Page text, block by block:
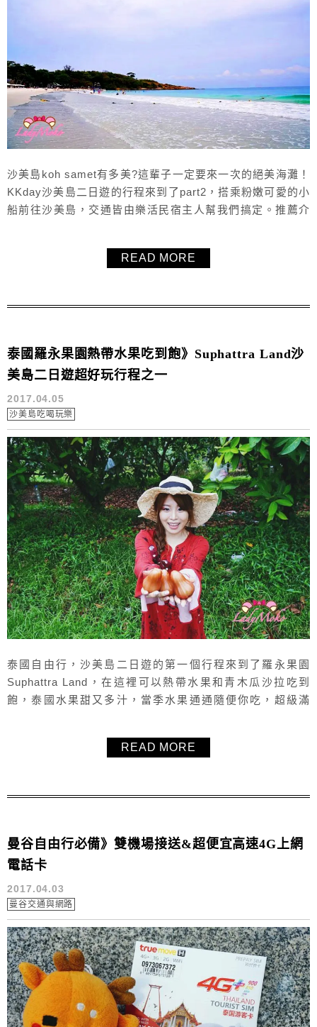
沙美島koh samet有多美?這輩子一定要來一次的絕美海灘！
KKday沙美島二日遊的行程來到了part2，搭乘粉嫩可愛的小
船前往沙美島，交通皆由樂活民宿主人幫我們搞定。推薦介
店正後面就是一望無際的絕美細軟白沙海灘，沈浸在海風的
輕撫，晚上觀賞刺激精彩的火舞秀，完整影音尖叫連連，搭
READ MORE
泰國羅永果園熱帶水果吃到飽》Suphattra Land沙
美島二日遊超好玩行程之一
2017.04.05
沙美島吃喝玩樂
泰國自由行，沙美島二日遊的第一個行程來到了羅永果園
Suphattra Land，在這裡可以熱帶水果和青木瓜沙拉吃到
飽，泰國水果甜又多汁，當季水果通通隨便你吃，超級滿
吃水果，涼風徐徐超舒服，還有超美的網美拍照花牆，非常
READ MORE
曼谷自由行必備》雙機場接送&超便宜高速4G上網
電話卡
2017.04.03
曼谷交通與網路